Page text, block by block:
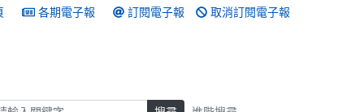
各期電子報 訂閱電子報 取消訂閱電子報